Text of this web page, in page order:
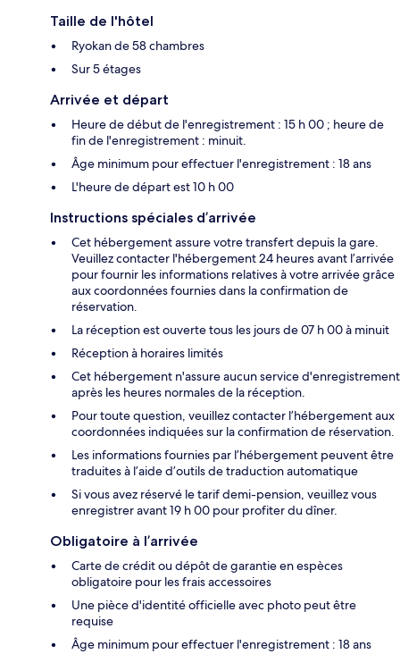
Taille de l'hôtel
Ryokan de 58 chambres
Sur 5 étages
Arrivée et départ
Heure de début de l'enregistrement : 15 h 00 ; heure de
fin de l'enregistrement : minuit.
Âge minimum pour effectuer l'enregistrement : 18 ans
L'heure de départ est 10 h 00
Instructions spéciales d’arrivée
Cet hébergement assure votre transfert depuis la gare.
Veuillez contacter l'hébergement 24 heures avant l’arrivée
pour fournir les informations relatives à votre arrivée grâce
aux coordonnées fournies dans la confirmation de
réservation.
La réception est ouverte tous les jours de 07 h 00 à minuit
Réception à horaires limités
Cet hébergement n'assure aucun service d'enregistrement
après les heures normales de la réception.
Pour toute question, veuillez contacter l’hébergement aux
coordonnées indiquées sur la confirmation de réservation.
Les informations fournies par l’hébergement peuvent être
traduites à l’aide d’outils de traduction automatique
Si vous avez réservé le tarif demi-pension, veuillez vous
enregistrer avant 19 h 00 pour profiter du dîner.
Obligatoire à l’arrivée
Carte de crédit ou dépôt de garantie en espèces
obligatoire pour les frais accessoires
Une pièce d'identité officielle avec photo peut être
requise
Âge minimum pour effectuer l'enregistrement : 18 ans